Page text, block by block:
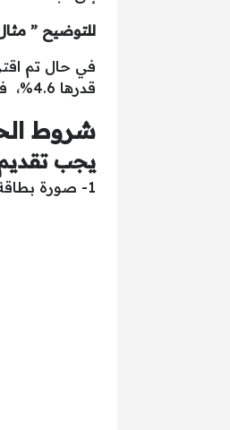
للتوضيح ” مثال
قدرها 4.6%، فسيتعين عليك دفع 297.50 جنيه مصري شهريا، برجاء العلم أن حجم الفائدة يعتمد على حجم المعاش.
شروط
يجب
1- صورة بطاقة الرقم القومي سارية